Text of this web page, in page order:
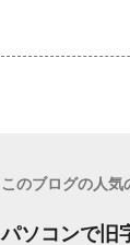
このブログの人気
パソコンで旧